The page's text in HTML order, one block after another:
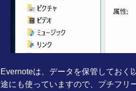
Evernoteは、データを保管しておく
途にも使っていますので、プチフリ